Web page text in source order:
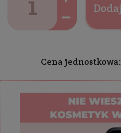
Cena jednostkowa: